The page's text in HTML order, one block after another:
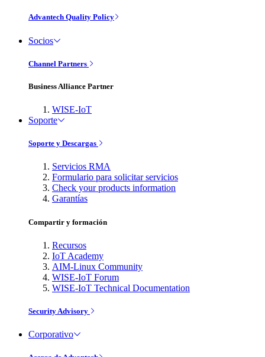
Advantech Quality Policy
Socios
Channel Partners
Business Alliance Partner
WISE-IoT
Soporte
Soporte y Descargas
Servicios RMA
Formulario para solicitar servicios
Check your products information
Garantías
Compartir y formación
Recursos
IoT Academy
AIM-Linux Community
WISE-IoT Forum
WISE-IoT Technical Documentation
Security Advisory
Corporativo